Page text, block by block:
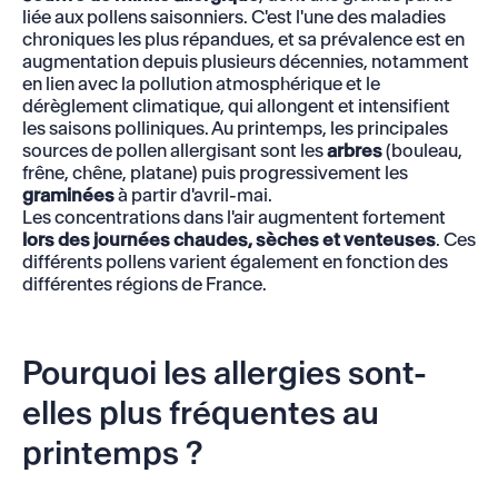
liée aux pollens saisonniers. C'est l'une des maladies
chroniques les plus répandues, et sa prévalence est en
augmentation depuis plusieurs décennies, notamment
en lien avec la pollution atmosphérique et le
dérèglement climatique, qui allongent et intensifient
les saisons polliniques. Au printemps, les principales
sources de pollen allergisant sont lesarbres(bouleau,
frêne, chêne, platane) puis progressivement les
graminéesà partir d'avril-mai.
Les concentrations dans l'air augmentent fortement
lors des journées chaudes, sèches et venteuses. Ces
différents pollens varient également en fonction des
différentes régions de France.
Pourquoi les allergies sont-
elles plus fréquentes au
printemps ?